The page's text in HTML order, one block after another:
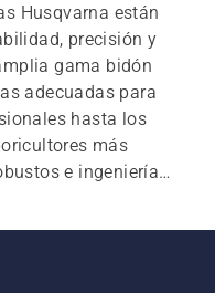
Husqvarna están
precisión y
gama bidón
adecuadas para
hasta los
más
e ingeniería